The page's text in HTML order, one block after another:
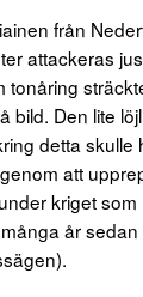
från
attackeras
tonåring
bild. Den lite
detta skulle
att
kriget
år